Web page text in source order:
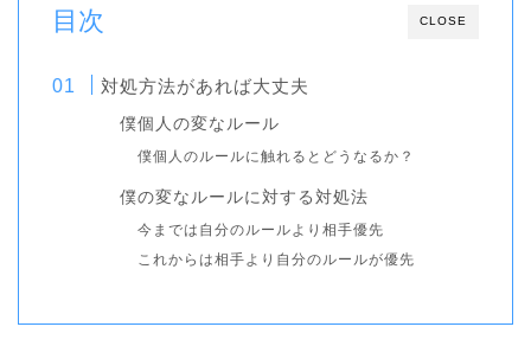
CLOSE
目次
対処方法があれば大丈夫
僕個人の変なルール
僕個人のルールに触れるとどうなるか？
僕の変なルールに対する対処法
今までは自分のルールより相手優先
これからは相手より自分のルールが優先